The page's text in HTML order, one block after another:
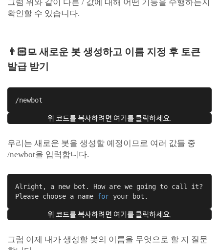
그럼 위와 같이 다른 / 값에 대해 어떤 기능을 수행하는지
확인할 수 있습니다.
👨🏻‍💻 새로운 봇 생성하고 이름 지정 후 토큰
발급 받기
/newbot
위 코드를 복사하려면 여기를 클릭하세요.
우리는 새로운 봇을 생성할 예정이므로 여러 값들 중
/newbot을 입력합니다.
Alright, a new bot. How are we going to call it?
Please choose a name for your bot.
위 코드를 복사하려면 여기를 클릭하세요.
그럼 이제 내가 생성할 봇의 이름을 무엇으로 할 지 질문